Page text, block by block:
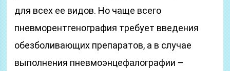
для всех ее видов. Но чаще всего
пневморентгенография требует введения
обезболивающих препаратов, а в случае
выполнения пневмоэнцефалографии –